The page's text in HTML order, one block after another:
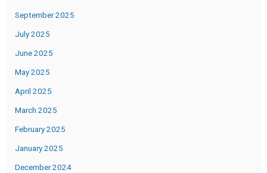
September 2025
July 2025
June 2025
May 2025
April 2025
March 2025
February 2025
January 2025
December 2024